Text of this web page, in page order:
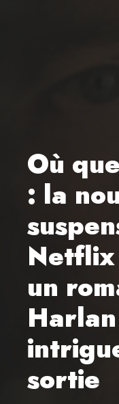
Où
: la
Netflix
un
sortie